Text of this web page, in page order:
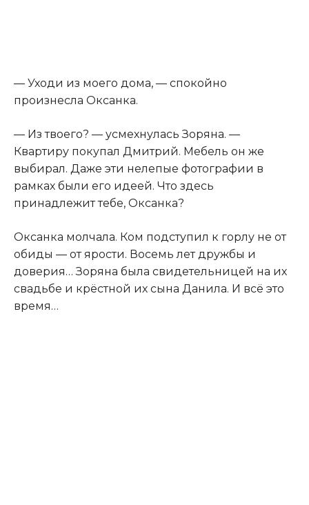
— Уходи из моего дома, — спокойно
произнесла Оксанка.
— Из твоего? — усмехнулась Зоряна. —
Квартиру покупал Дмитрий. Мебель он же
выбирал. Даже эти нелепые фотографии в
рамках были его идеей. Что здесь
принадлежит тебе, Оксанка?
Оксанка молчала. Ком подступил к горлу не от
обиды — от ярости. Восемь лет дружбы и
доверия… Зоряна была свидетельницей на их
свадьбе и крёстной их сына Данила. И всё это
время…